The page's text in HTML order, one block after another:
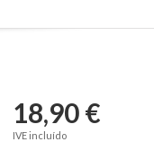
18,90 €
IVE incluído